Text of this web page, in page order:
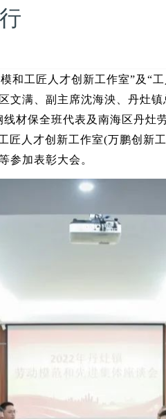
和工匠人才创新工作室”及“
文满、副主席沈海泱、丹灶
材保全班代表及南海区丹灶
匠人才创新工作室(万鹏创新
参加表彰大会。